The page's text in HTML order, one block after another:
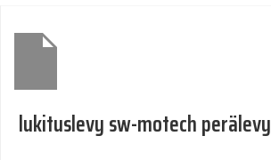
lukituslevy sw-motech perälevy